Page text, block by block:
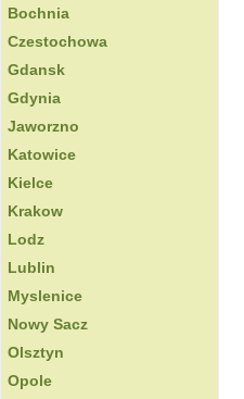
Bochnia
Czestochowa
Gdansk
Gdynia
Jaworzno
Katowice
Kielce
Krakow
Lodz
Lublin
Myslenice
Nowy Sacz
Olsztyn
Opole